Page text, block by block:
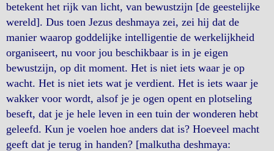
betekent het rijk van licht, van bewustzijn [de geestelijke
wereld]. Dus toen Jezus deshmaya zei, zei hij dat de
manier waarop goddelijke intelligentie de werkelijkheid
organiseert, nu voor jou beschikbaar is in je eigen
bewustzijn, op dit moment. Het is niet iets waar je op
wacht. Het is niet iets wat je verdient. Het is iets waar je
wakker voor wordt, alsof je je ogen opent en plotseling
beseft, dat je je hele leven in een tuin der wonderen hebt
geleefd. Kun je voelen hoe anders dat is? Hoeveel macht
geeft dat je terug in handen? [malkutha deshmaya: